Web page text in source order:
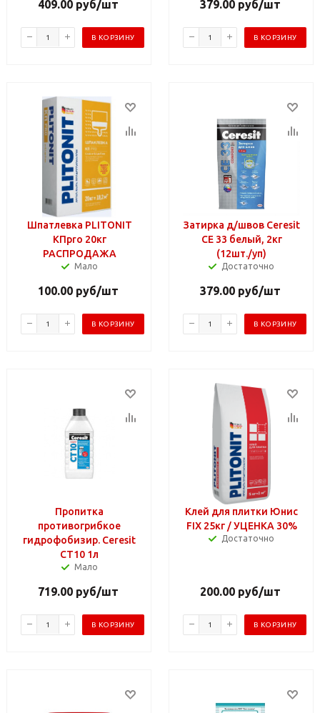
409.00руб/шт
В КОРЗИНУ
379.00руб/шт
В КОРЗИНУ
Шпатлевка PLITONIT
KПpro 20кг
РАСПРОДАЖА
Мало
100.00руб/шт
В КОРЗИНУ
Затирка д/швов Ceresit
СЕ 33 белый, 2кг
(12шт./уп)
Достаточно
379.00руб/шт
В КОРЗИНУ
Пропитка
противогрибкое
гидрофобизир. Сeresit
СТ10 1л
Мало
719.00руб/шт
В КОРЗИНУ
Клей для плитки Юнис
FIX 25кг / УЦЕНКА 30%
Достаточно
200.00руб/шт
В КОРЗИНУ